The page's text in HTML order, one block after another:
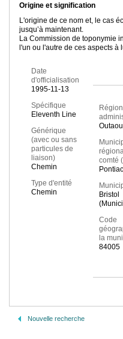
Origine et signification
L'origine de ce nom et, le cas
jusqu’à maintenant.
La Commission de toponymie
l'un ou l'autre de ces aspects à
Date
d'officialisation
1995-11-13
Spécifique
Eleventh Line
Générique
(avec ou sans
particules de
liaison)
Chemin
Type d'entité
Chemin
Région
comté
Pontiac
Bristol
Code
la
84005
Nouvelle recherche